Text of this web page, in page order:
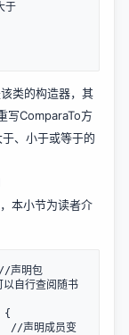
类的构造器，其
写ComparaTo方
、小于或等于的
本小节为读者介
明包
自行查阅随书
{
声明成员变